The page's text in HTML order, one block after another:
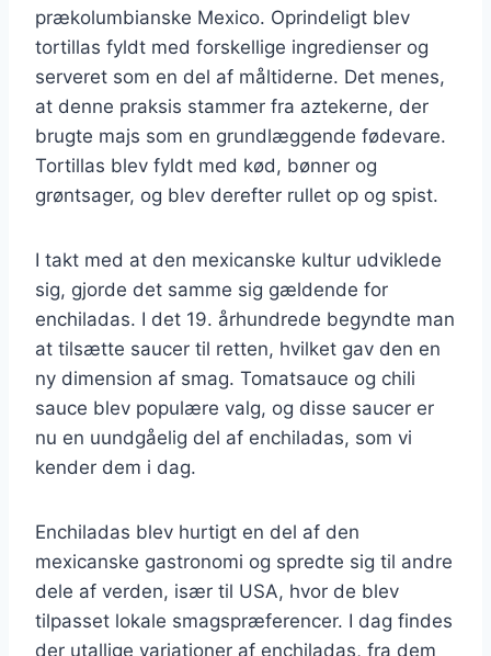
prækolumbianske Mexico. Oprindeligt blev
tortillas fyldt med forskellige ingredienser og
serveret som en del af måltiderne. Det menes,
at denne praksis stammer fra aztekerne, der
brugte majs som en grundlæggende fødevare.
Tortillas blev fyldt med kød, bønner og
grøntsager, og blev derefter rullet op og spist.
I takt med at den mexicanske kultur udviklede
sig, gjorde det samme sig gældende for
enchiladas. I det 19. århundrede begyndte man
at tilsætte saucer til retten, hvilket gav den en
ny dimension af smag. Tomatsauce og chili
sauce blev populære valg, og disse saucer er
nu en uundgåelig del af enchiladas, som vi
kender dem i dag.
Enchiladas blev hurtigt en del af den
mexicanske gastronomi og spredte sig til andre
dele af verden, især til USA, hvor de blev
tilpasset lokale smagspræferencer. I dag findes
der utallige variationer af enchiladas, fra dem